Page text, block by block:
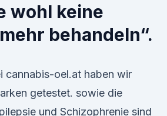
wohl keine
behandeln“.
cannabis-oel.at haben wir
getestet. sowie die
und Schizophrenie sind